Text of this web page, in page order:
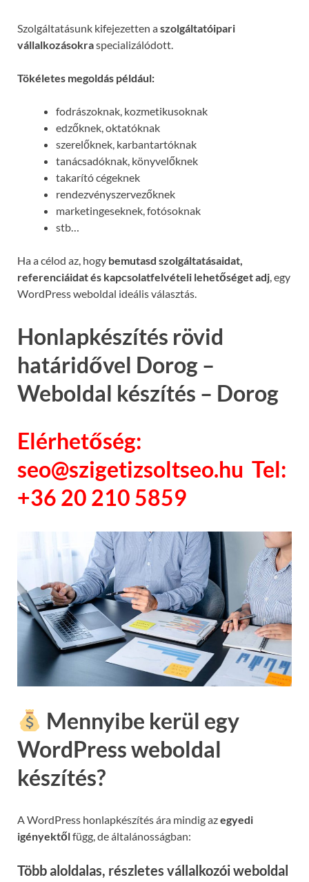
Szolgáltatásunk kifejezetten aszolgáltatóipari
vállalkozásokraspecializálódott.
Tökéletes megoldás például:
fodrászoknak, kozmetikusoknak
edzőknek, oktatóknak
szerelőknek, karbantartóknak
tanácsadóknak, könyvelőknek
takarító cégeknek
rendezvényszervezőknek
marketingeseknek, fotósoknak
stb…
Ha a célod az, hogy bemutasd szolgáltatásaidat,
referenciáidat és kapcsolatfelvételi lehetőséget adj , egy
WordPress weboldal ideális választás.
Honlapkészítés rövid
határidővel Dorog –
Weboldal készítés – Dorog
Elérhetőség:
seo@szigetizsoltseo.hu Tel:
+36 20 210 5859
Mennyibe kerül egy
WordPress weboldal
készítés?
A WordPress honlapkészítés ára mindig azegyedi
igényektőlfügg, de általánosságban:
Több aloldalas, részletes vállalkozói weboldal